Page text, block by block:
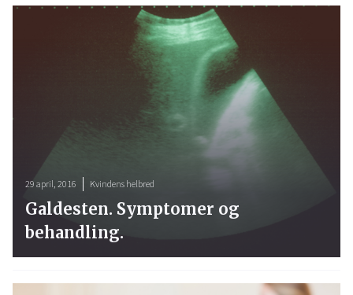
29 april, 2016 Kvindens helbred
Galdesten. Symptomer og
behandling.